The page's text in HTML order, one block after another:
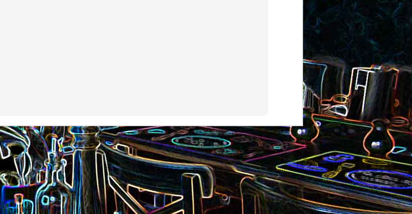
Pizza au jambon Serrano et
aux câpres Pancakes aux flocons
d'avoine
Quiche sans pâte au chorizo
et aux pommes de terre